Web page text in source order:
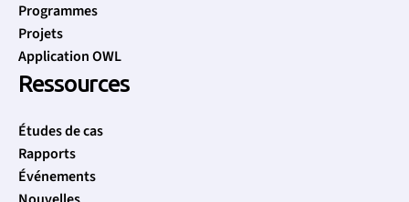
Programmes
Projets
Application OWL
Ressources
Études de cas
Rapports
Événements